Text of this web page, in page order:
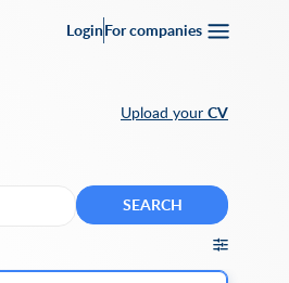
LoginFor companies
Upload your CV
SEARCH